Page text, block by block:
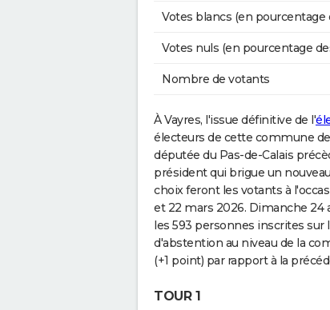
Votes blancs (en
Votes nuls (en pourcentage
Nombre de votants
À Vayres, l'issue définitive de l'
électeurs de cette commune
députée du Pas-de-Calais
président qui brigue un
choix feront les votants à
et 22 mars 2026. Dimanche 24
les 593 personnes inscrites sur
d'abstention au niveau de la
(+1 point) par rapport à la
TOUR 1